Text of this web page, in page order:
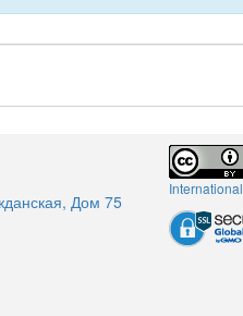
Дом 75
International